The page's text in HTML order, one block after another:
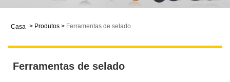
Casa > Produtos > Ferramentas de selado
Ferramentas de selado